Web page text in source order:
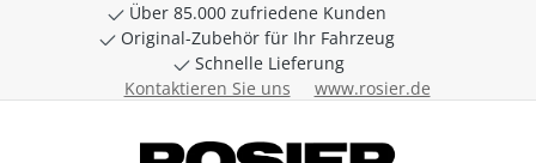
Zum Hauptinhalt springen
Über 85.000 zufriedene Kunden
Original-Zubehör für Ihr Fahrzeug
Schnelle Lieferung
Kontaktieren Sie uns
www.rosier.de